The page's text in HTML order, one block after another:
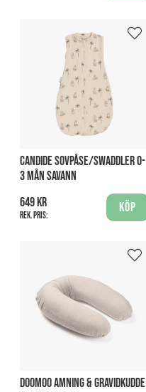
CANDIDE SOVPÅSE/SWADDLER 0-
3 MÅN SAVANN
649 kr
Rek. pris:
Köp
DOOMOO AMNING & GRAVIDKUDDE